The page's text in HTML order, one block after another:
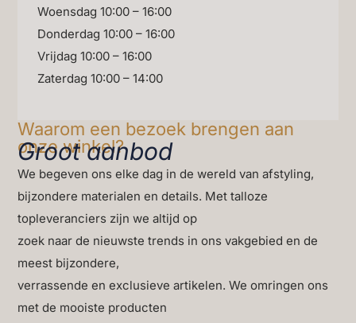
Woensdag 10:00 – 16:00
Donderdag 10:00 – 16:00
Vrijdag 10:00 – 16:00
Zaterdag 10:00 – 14:00
Waarom een bezoek brengen aan
onze winkel?
Groot aanbod
We begeven ons elke dag in de wereld van afstyling,
bijzondere materialen en details. Met talloze
topleveranciers zijn we altijd op
zoek naar de nieuwste trends in ons vakgebied en de
meest bijzondere,
verrassende en exclusieve artikelen. We omringen ons
met de mooiste producten